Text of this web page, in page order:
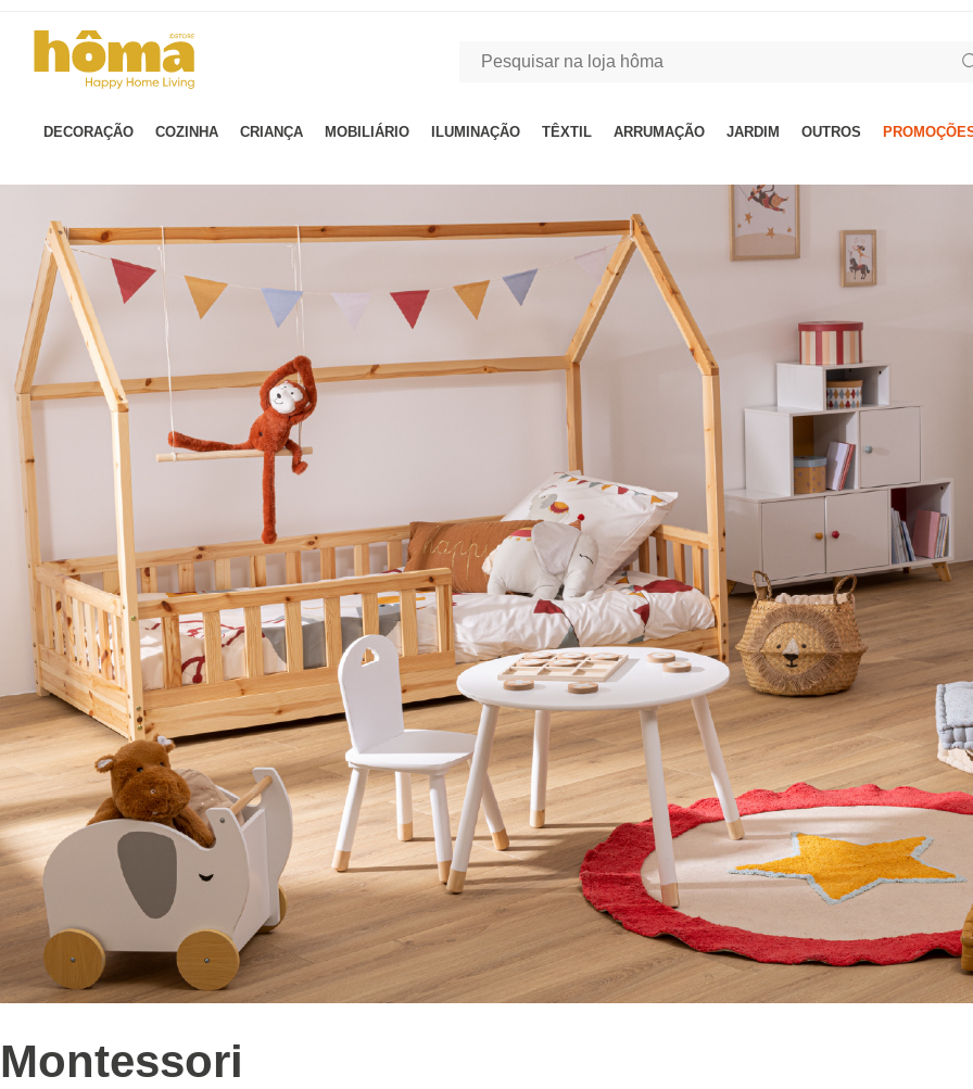
DECORAÇÃO COZINHA CRIANÇA MOBILIÁRIO ILUMINAÇÃO TÊXTIL ARRUMAÇÃO JARDIM OUTROS
Montessori